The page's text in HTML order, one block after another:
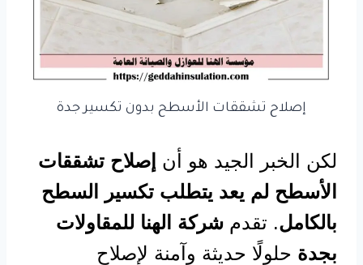
إصلاح تشققات الأسطح بدون تكسير جدة
لكن الخبر الجيد هو أن إصلاح تشققات
الأسطح لم يعد يتطلب تكسير السطح
بالكامل. تقدم شركة الهنا للمقاولات
بجدة حلولًا حديثة وآمنة لإصلاح